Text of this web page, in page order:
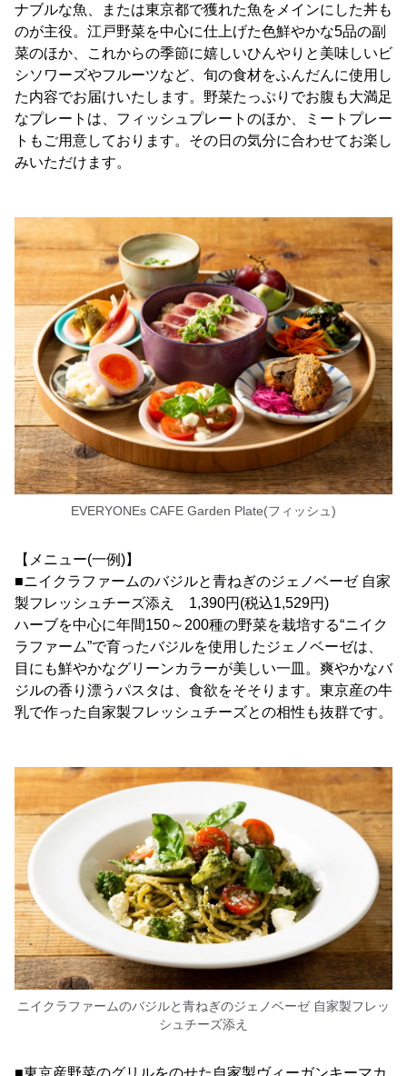
ナブルな魚、または東京都で獲れた魚をメインにした丼も
のが主役。江戸野菜を中心に仕上げた色鮮やかな5品の副
菜のほか、これからの季節に嬉しいひんやりと美味しいビ
シソワーズやフルーツなど、旬の食材をふんだんに使用し
た内容でお届けいたします。野菜たっぷりでお腹も大満足
なプレートは、フィッシュプレートのほか、ミートプレー
トもご用意しております。その日の気分に合わせてお楽し
みいただけます。
EVERYONEs CAFE Garden Plate(フィッシュ)
【メニュー(一例)】
■ニイクラファームのバジルと青ねぎのジェノベーゼ 自家
製フレッシュチーズ添え 1,390円(税込1,529円)
ハーブを中心に年間150～200種の野菜を栽培する“ニイク
ラファーム”で育ったバジルを使用したジェノベーゼは、
目にも鮮やかなグリーンカラーが美しい一皿。爽やかなバ
ジルの香り漂うパスタは、食欲をそそります。東京産の牛
乳で作った自家製フレッシュチーズとの相性も抜群です。
ニイクラファームのバジルと青ねぎのジェノベーゼ 自家製フレッ
シュチーズ添え
■東京産野菜のグリルをのせた自家製ヴィーガンキーマカ